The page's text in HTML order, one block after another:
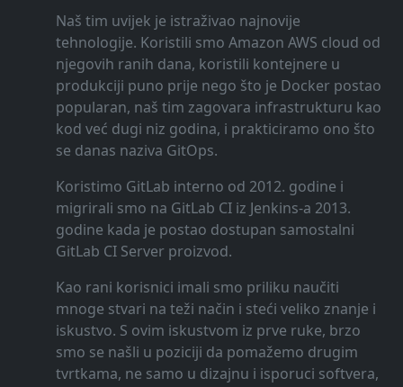
Naš tim uvijek je istraživao najnovije
tehnologije. Koristili smo Amazon AWS cloud od
njegovih ranih dana, koristili kontejnere u
produkciji puno prije nego što je Docker postao
popularan, naš tim zagovara infrastrukturu kao
kod već dugi niz godina, i prakticiramo ono što
se danas naziva GitOps.
Koristimo GitLab interno od 2012. godine i
migrirali smo na GitLab CI iz Jenkins-a 2013.
godine kada je postao dostupan samostalni
GitLab CI Server proizvod.
Kao rani korisnici imali smo priliku naučiti
mnoge stvari na teži način i steći veliko znanje i
iskustvo. S ovim iskustvom iz prve ruke, brzo
smo se našli u poziciji da pomažemo drugim
tvrtkama, ne samo u dizajnu i isporuci softvera,